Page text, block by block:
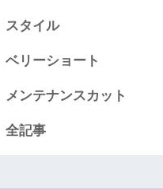
スタイル
ベリーショート
メンテナンスカット
全記事